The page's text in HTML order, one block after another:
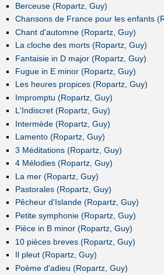
Berceuse (Ropartz, Guy)
Chansons de France pour les enfants
Chant d'automne (Ropartz, Guy)
La cloche des morts (Ropartz, Guy)
Fantaisie in D major (Ropartz, Guy)
Fugue in E minor (Ropartz, Guy)
Les heures propices (Ropartz, Guy)
Impromptu (Ropartz, Guy)
L'Indiscret (Ropartz, Guy)
Intermède (Ropartz, Guy)
Lamento (Ropartz, Guy)
3 Méditations (Ropartz, Guy)
4 Mélodies (Ropartz, Guy)
La mer (Ropartz, Guy)
Pastorales (Ropartz, Guy)
Pêcheur d'Islande (Ropartz, Guy)
Petite symphonie (Ropartz, Guy)
Pièce in B minor (Ropartz, Guy)
10 pièces breves (Ropartz, Guy)
Il pleut (Ropartz, Guy)
Poème d'adieu (Ropartz, Guy)